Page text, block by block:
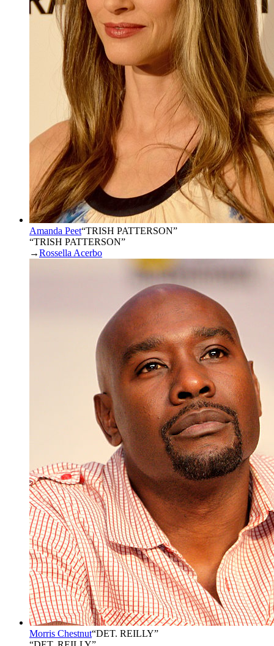
Amanda Peet“TRISH PATTERSON”
“TRISH PATTERSON”
→Rossella Acerbo
Morris Chestnut“DET. REILLY”